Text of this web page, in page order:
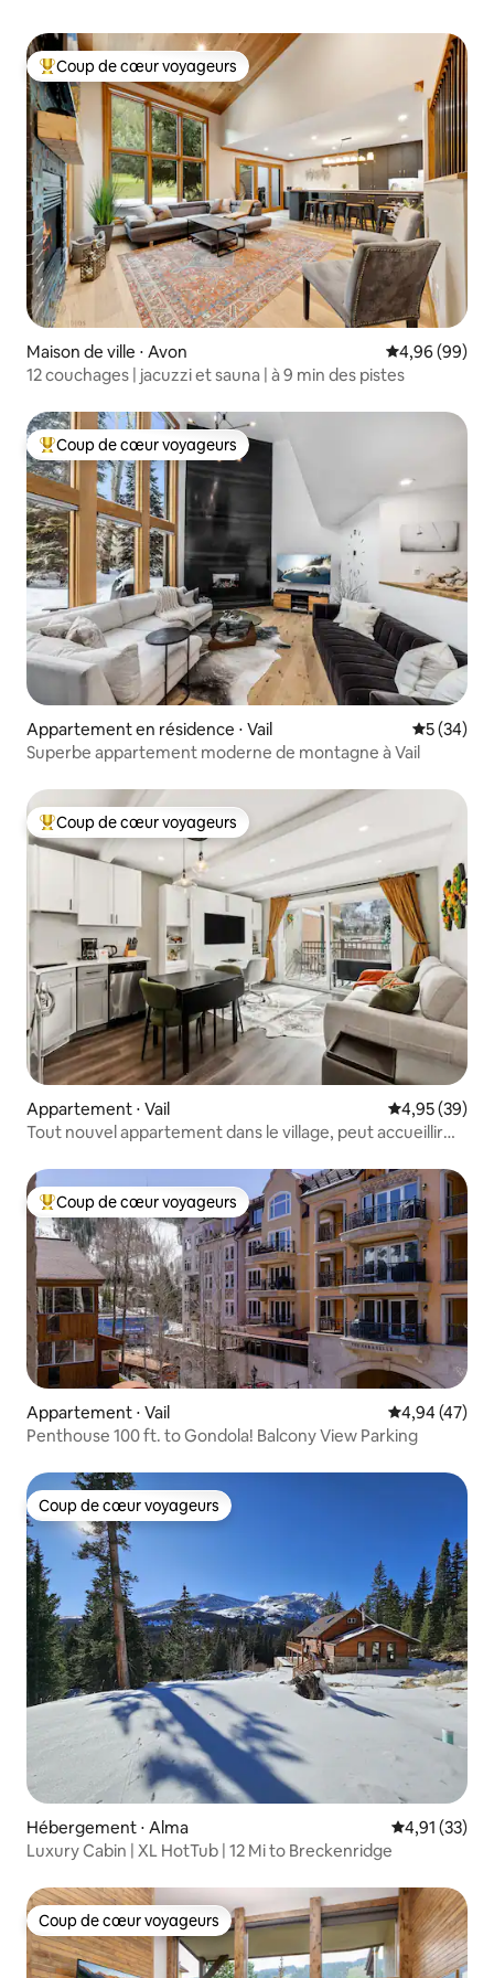
Coups de cœur voyageurs les plus appréciés
Coup de cœur voyageurs
Maison de ville ⋅ Avon Évaluation
4,96 (99)
12 couchages | jacuzzi et sauna | à 9 min des pistes
Coups de cœur voyageurs les plus appréciés
Coup de cœur voyageurs
Appartement en résidence ⋅ Vail
5 (34)
Superbe appartement moderne de montagne à Vail
Coups de cœur voyageurs les plus appréciés
Coup de cœur voyageurs
Appartement ⋅ Vail Évaluation
4,95 (39)
Tout nouvel appartement dans le village, peut accueillir
Coups de cœur voyageurs les plus appréciés
Coup de cœur voyageurs
Appartement ⋅ Vail Évaluation
4,94 (47)
Penthouse 100 ft. to Gondola! Balcony View Parking
Coup de cœur voyageurs
Coup de cœur voyageurs
Hébergement ⋅ Alma Évaluation
4,91 (33)
Luxury Cabin | XL HotTub | 12 Mi to Breckenridge
Coup de cœur voyageurs
Coup de cœur voyageurs